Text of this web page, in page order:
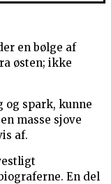
en bølge af
østen; ikke
og spark, kunne
masse sjove
af.
En del